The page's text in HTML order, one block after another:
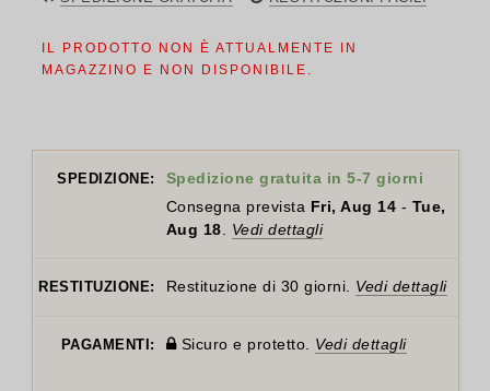
IL PRODOTTO NON È ATTUALMENTE IN
MAGAZZINO E NON DISPONIBILE.
SPEDIZIONE:
Spedizione gratuita in 5-7 giorni
Consegna prevista Fri, Aug 14 - Tue,
Aug 18
Vedi dettagli
RESTITUZIONE: Restituzione di 30 giorni. Vedi dettagli
PAGAMENTI: Sicuro e protetto. Vedi dettagli